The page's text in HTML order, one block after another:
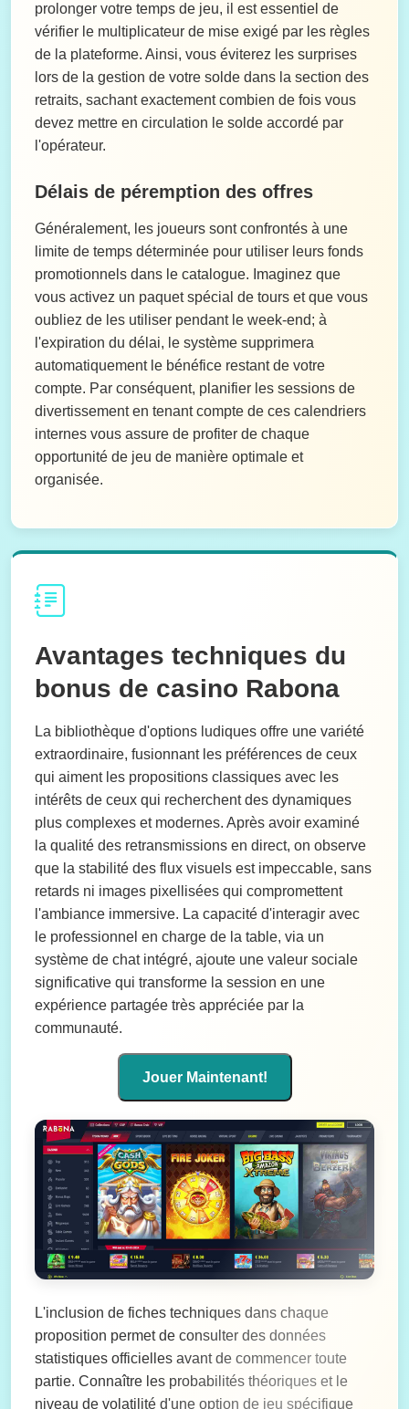
prolonger votre temps de jeu, il est essentiel de
vérifier le multiplicateur de mise exigé par les règles
de la plateforme. Ainsi, vous éviterez les surprises
lors de la gestion de votre solde dans la section des
retraits, sachant exactement combien de fois vous
devez mettre en circulation le solde accordé par
l'opérateur.
Délais de péremption des offres
Généralement, les joueurs sont confrontés à une
limite de temps déterminée pour utiliser leurs fonds
promotionnels dans le catalogue. Imaginez que
vous activez un paquet spécial de tours et que vous
oubliez de les utiliser pendant le week-end; à
l'expiration du délai, le système supprimera
automatiquement le bénéfice restant de votre
compte. Par conséquent, planifier les sessions de
divertissement en tenant compte de ces calendriers
internes vous assure de profiter de chaque
opportunité de jeu de manière optimale et
organisée.
Avantages techniques du
bonus de casino Rabona
La bibliothèque d'options ludiques offre une variété
extraordinaire, fusionnant les préférences de ceux
qui aiment les propositions classiques avec les
intérêts de ceux qui recherchent des dynamiques
plus complexes et modernes. Après avoir examiné
la qualité des retransmissions en direct, on observe
que la stabilité des flux visuels est impeccable, sans
retards ni images pixellisées qui compromettent
l'ambiance immersive. La capacité d'interagir avec
le professionnel en charge de la table, via un
système de chat intégré, ajoute une valeur sociale
significative qui transforme la session en une
expérience partagée très appréciée par la
communauté.
Jouer Maintenant!
L'inclusion de fiches techniques dans chaque
proposition permet de consulter des données
statistiques officielles avant de commencer toute
partie. Connaître les probabilités théoriques et le
niveau de volatilité d'une option de jeu spécifique